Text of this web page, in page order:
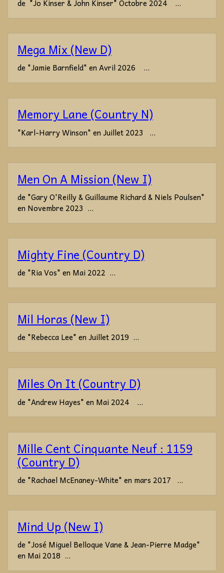
de "Jo Kinser & John Kinser" Octobre 2024 ...
Mega Mix (New D)
de "Jamie Barnfield" en Avril 2026 ...
Memory Lane (Country N)
"Karl-Harry Winson" en Juillet 2023 ...
Men On A Mission (New I)
de "Gary O'Reilly & Guillaume Richard & Niels Poulsen"
en Novembre 2023 ...
Mighty Fine (Country D)
de "Ria Vos" en Mai 2022 ...
Mil Horas (New I)
de "Rebecca Lee" en Juillet 2019 ...
Miles On It (Country D)
de "Andrew Hayes" en Mai 2024 ...
Mille Cent Cinquante Neuf : 1159
(Country D)
de "Rachael McEnaney-White" en mars 2017 ...
Mind Up (New I)
de "José Miguel Belloque Vane & Jean-Pierre Madge"
en Mai 2018 ...